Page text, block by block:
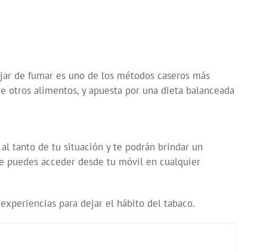
de fumar es uno de los métodos caseros más
otros alimentos, y apuesta por una dieta balanceada
tanto de tu situación y te podrán brindar un
puedes acceder desde tu móvil en cualquier
para dejar el hábito del tabaco.